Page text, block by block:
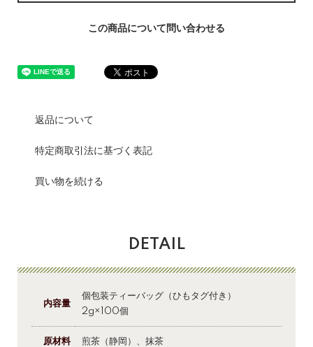
この商品について問い合わせる
返品について
特定商取引法に基づく表記
買い物を続ける
DETAIL
内容量
個包装ティーバッグ（ひもタグ付き）
2g×100個
原材料 煎茶（静岡）、抹茶